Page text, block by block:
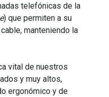
telefónicas de la
) que permiten a su
manteniendo la
vital de nuestros
y muy altos,
ergonómico y de